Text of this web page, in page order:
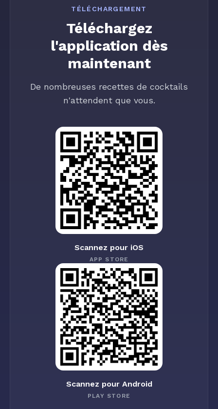
TÉLÉCHARGEMENT
Téléchargez
l'application dès
maintenant
De nombreuses recettes de cocktails
n'attendent que vous.
Scannez pour iOS
APP STORE
Scannez pour Android
PLAY STORE